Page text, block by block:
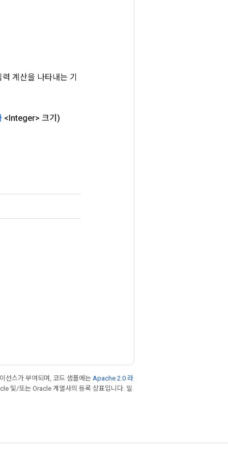
계산을 나타내는 기
<Integer> 크기)
선스가 부여되며, 코드 샘플에는 Apache 2.0 라
및/또는 Oracle 계열사의 등록 상표입니다. 일